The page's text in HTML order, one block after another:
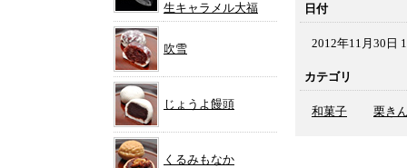
生キャラメル大福
吹雪
じょうよ饅頭
くるみもなか
日付
2012年11月30日
カテゴリ
和菓子 栗き